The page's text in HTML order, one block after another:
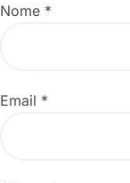
Nome *
Email *